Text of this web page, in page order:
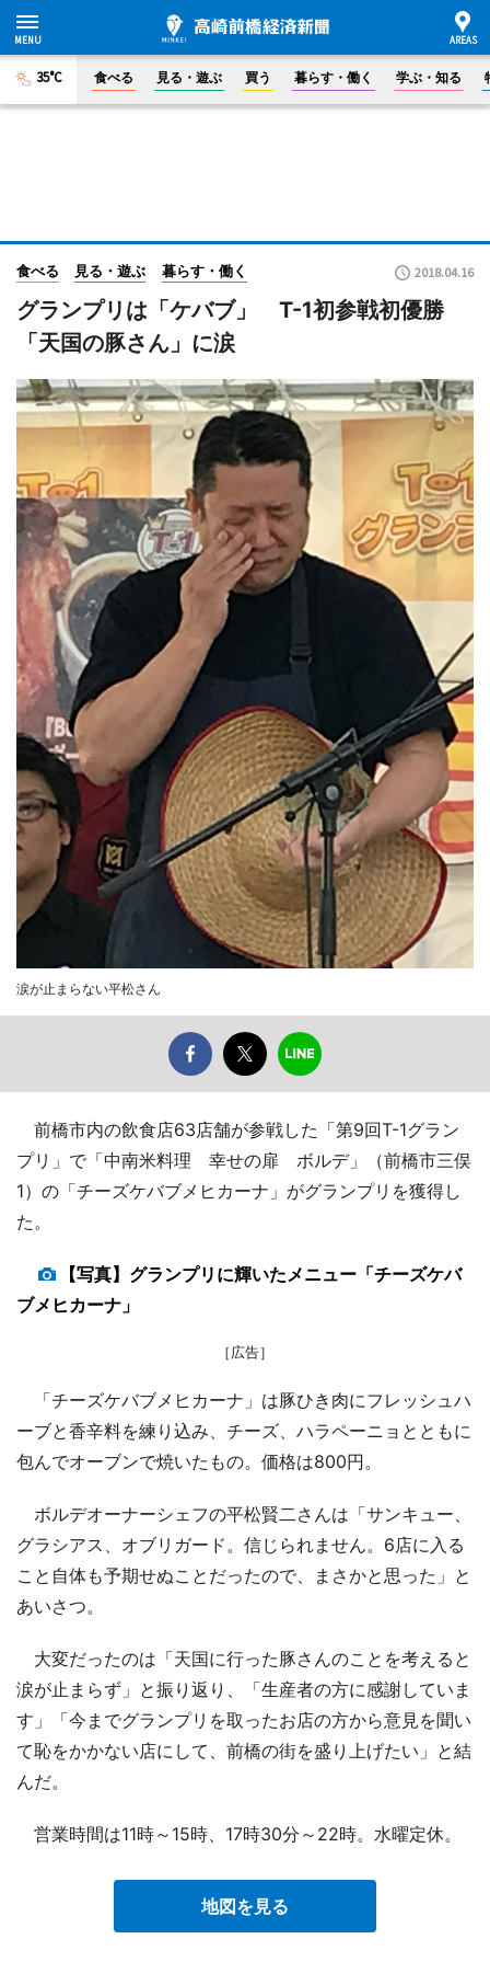
35°C 食べる 見る・遊ぶ 買う 暮らす・働く 学ぶ・知る
食べる 見る・遊ぶ 暮らす・働く 2018.04.16
グランプリは「ケバブ」 T-1初参戦初優勝
「天国の豚さん」に涙
涙が止まらない平松さん
前橋市内の飲食店63店舗が参戦した「第9回T-1グラン
プリ」で「中南米料理 幸せの扉 ボルデ」（前橋市三俣
1）の「チーズケバブメヒカーナ」がグランプリを獲得し
た。
【写真】グランプリに輝いたメニュー「チーズケバ
ブメヒカーナ」
［広告］
「チーズケバブメヒカーナ」は豚ひき肉にフレッシュハ
ーブと香辛料を練り込み、チーズ、ハラペーニョとともに
包んでオーブンで焼いたもの。価格は800円。
ボルデオーナーシェフの平松賢二さんは「サンキュー、
グラシアス、オブリガード。信じられません。6店に入る
こと自体も予期せぬことだったので、まさかと思った」と
あいさつ。
大変だったのは「天国に行った豚さんのことを考えると
涙が止まらず」と振り返り、「生産者の方に感謝していま
す」「今までグランプリを取ったお店の方から意見を聞い
て恥をかかない店にして、前橋の街を盛り上げたい」と結
んだ。
営業時間は11時～15時、17時30分～22時。水曜定休。
地図を見る